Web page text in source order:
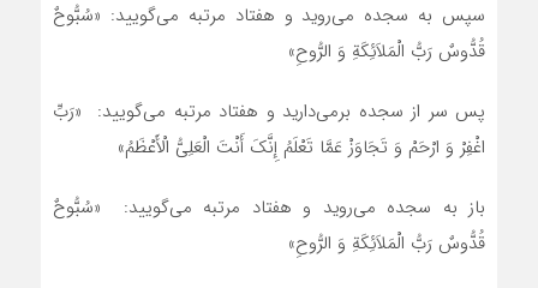
سپس به سجده می‌روید و هفتاد مرتبه می‌گویید: «سُبُّوحٌ
قُدُّوسٌ رَبُّ الْمَلاَئِکَةِ وَ الرُّوحِ»
‏پس سر از سجده برمی‌دارید و هفتاد مرتبه می‌گویید: ‏ «رَبِّ
اغْفِرْ وَ ارْحَمْ وَ تَجَاوَزْ عَمَّا تَعْلَمُ إِنَّکَ أَنْتَ الْعَلِیُّ الْأَعْظَمُ‏»
باز به سجده می‌روید و هفتاد مرتبه می‌گویید: ‏ «سُبُّوحٌ
قُدُّوسٌ رَبُّ الْمَلاَئِکَةِ وَ الرُّوحِ‏»